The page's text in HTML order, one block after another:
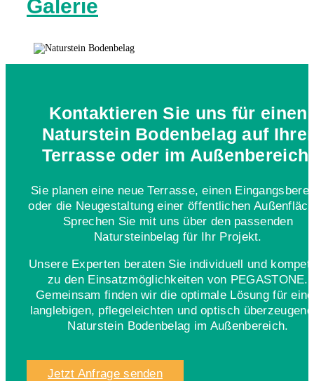
Galerie
Kontaktieren Sie uns für einen
Naturstein Bodenbelag auf Ihrer
Terrasse oder im Außenbereich!
Sie planen eine neue Terrasse, einen
oder die Neugestaltung einer öffentlichen
Sprechen Sie mit uns über den passenden
Natursteinbelag für Ihr Projekt.
Unsere Experten beraten Sie individuell und
zu den Einsatzmöglichkeiten von PEGASTONE.
Gemeinsam finden wir die optimale Lösung für
langlebigen, pflegeleichten und optisch
Naturstein Bodenbelag im Außenbereich.
Jetzt Anfrage senden